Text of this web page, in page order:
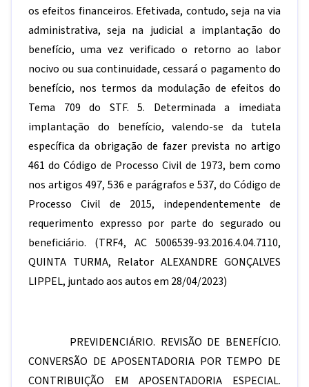
os efeitos financeiros. Efetivada, contudo, seja na via
administrativa, seja na judicial a implantação do
benefício, uma vez verificado o retorno ao labor
nocivo ou sua continuidade, cessará o pagamento do
benefício, nos termos da modulação de efeitos do
Tema 709 do STF. 5. Determinada a imediata
implantação do benefício, valendo-se da tutela
específica da obrigação de fazer prevista no artigo
461 do Código de Processo Civil de 1973, bem como
nos artigos 497, 536 e parágrafos e 537, do Código de
Processo Civil de 2015, independentemente de
requerimento expresso por parte do segurado ou
beneficiário. (TRF4, AC 5006539-93.2016.4.04.7110,
QUINTA TURMA, Relator ALEXANDRE GONÇALVES
LIPPEL, juntado aos autos em 28/04/2023)
PREVIDENCIÁRIO. REVISÃO DE BENEFÍCIO.
CONVERSÃO DE APOSENTADORIA POR TEMPO DE
CONTRIBUIÇÃO EM APOSENTADORIA ESPECIAL.